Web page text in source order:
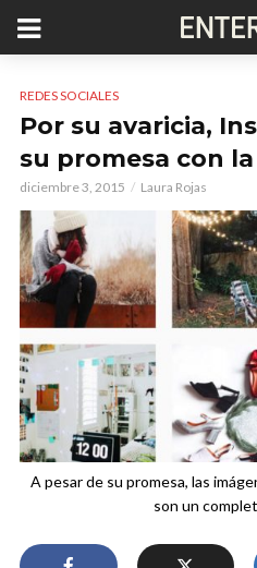
REDES SOCIALES
Por su avaricia,
su promesa con
diciembre 3, 2015 Laura Rojas
A pesar de su promesa, las
son un